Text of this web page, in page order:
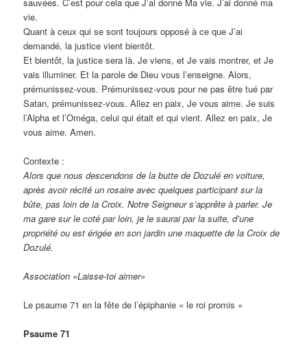
vie.
Quant à ceux qui se sont toujours opposé à ce que J’ai
demandé, la justice vient bientôt.
Et bientôt, la justice sera là. Je viens, et Je vais montrer, et Je
vais illuminer. Et la parole de Dieu vous l’enseigne. Alors,
prémunissez-vous. Prémunissez-vous pour ne pas être tué par
Satan, prémunissez-vous. Allez en paix, Je vous aime. Je suis
l’Alpha et l’Oméga, celui qui était et qui vient. Allez en paix, Je
vous aime. Amen.
Contexte :
Alors que nous descendons de la butte de Dozulé en voiture,
après avoir récité un rosaire avec quelques participant sur la
bûte, pas loin de la Croix. Notre Seigneur s’apprête à parler. Je
ma gare sur le coté par loin, je le saurai par la suite, d’une
propriété ou est érigée en son jardin une maquette de la Croix de
Dozulé.
Association «Laisse-toi aimer»
Le psaume 71 en la fête de l’épiphanie « le roi promis »
Psaume 71